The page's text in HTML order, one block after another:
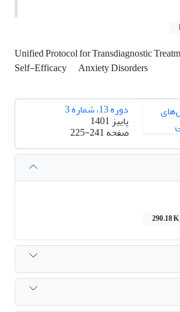
Unified Protocol for Transdiagnostic
Self-Efficacy
Anxiety Disorders
دوره 13، شماره 3
پاییز 1401
صفحه225-241
290.18 K